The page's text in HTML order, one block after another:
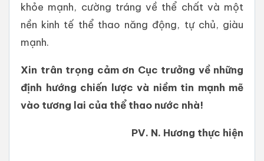
khỏe mạnh, cường tráng về thể chất và một
nền kinh tế thể thao năng động, tự chủ, giàu
mạnh.
Xin trân trọng cảm ơn Cục trưởng về những
định hướng chiến lược và niềm tin mạnh mẽ
vào tương lai của thể thao nước nhà!
PV. N. Hương thực hiện